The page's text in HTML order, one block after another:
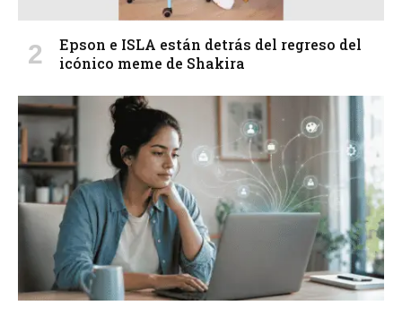
Epson e ISLA están detrás del regreso del
icónico meme de Shakira